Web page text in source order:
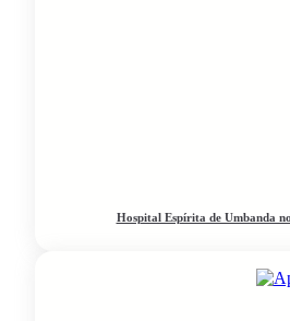
Hospital Espírita de Umbanda